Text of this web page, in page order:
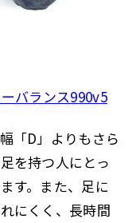
バランス990v5
「D」よりもさら
を持つ人にとっ
す。また、足に
にくく、長時間